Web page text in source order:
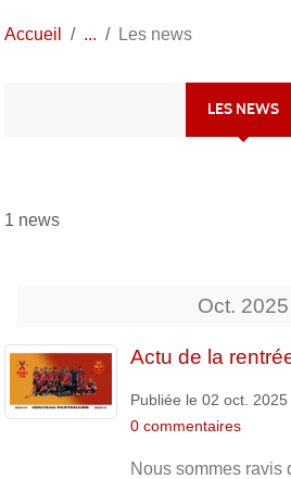
Accueil Les news
LES NEWS
1 news
Oct. 2025
Actu de la
Publiée le 02 oct. 2025
0 commentaires
Nous sommes ravis